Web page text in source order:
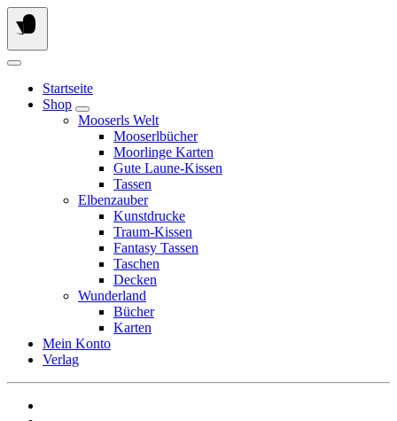
Springe
zum
Inhalt
Startseite
Shop
Mooserls Welt
Mooserlbücher
Moorlinge Karten
Gute Laune-Kissen
Tassen
Elbenzauber
Kunstdrucke
Traum-Kissen
Fantasy Tassen
Taschen
Decken
Wunderland
Bücher
Karten
Mein Konto
Verlag